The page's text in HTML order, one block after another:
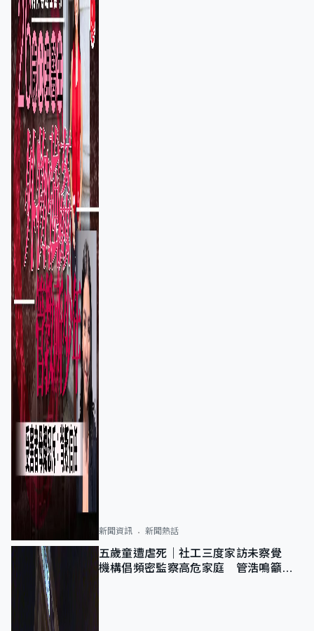
新聞資訊 新聞熱話
五歲童遭虐死｜社工三度家訪未察覺
機構倡頻密監察高危家庭 管浩鳴籲加